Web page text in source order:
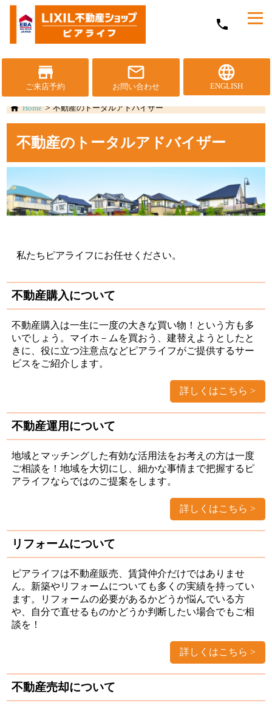
phone
メ
ニ
く
store
ご来店予約
mail_outline
お問い合わせ
language
ENGLISH
Home 不動産のトータルアドバイザー
不動産のトータルアドバイザー
私たちピアライフにお任せください。
不動産購入について
不動産購入は一生に一度の大きな買い物！という方も多
いでしょう。マイホ－ムを買おう、建替えようとしたと
きに、役に立つ注意点などピアライフがご提供するサー
ビスをご紹介します。
詳しくはこちら
不動産運用について
地域とマッチングした有効な活用法をお考えの方は一度
ご相談を！地域を大切にし、細かな事情まで把握するピ
アライフならではのご提案をします。
詳しくはこちら
リフォームについて
ピアライフは不動産販売、賃貸仲介だけではありませ
ん。新築やリフォームについても多くの実績を持ってい
ます。リフォームの必要があるかどうか悩んでいる方
や、自分で直せるものかどうか判断したい場合でもご相
談を！
詳しくはこちら
不動産売却について